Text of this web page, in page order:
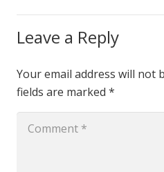
Leave a Reply
Your email address will not
fields are marked *